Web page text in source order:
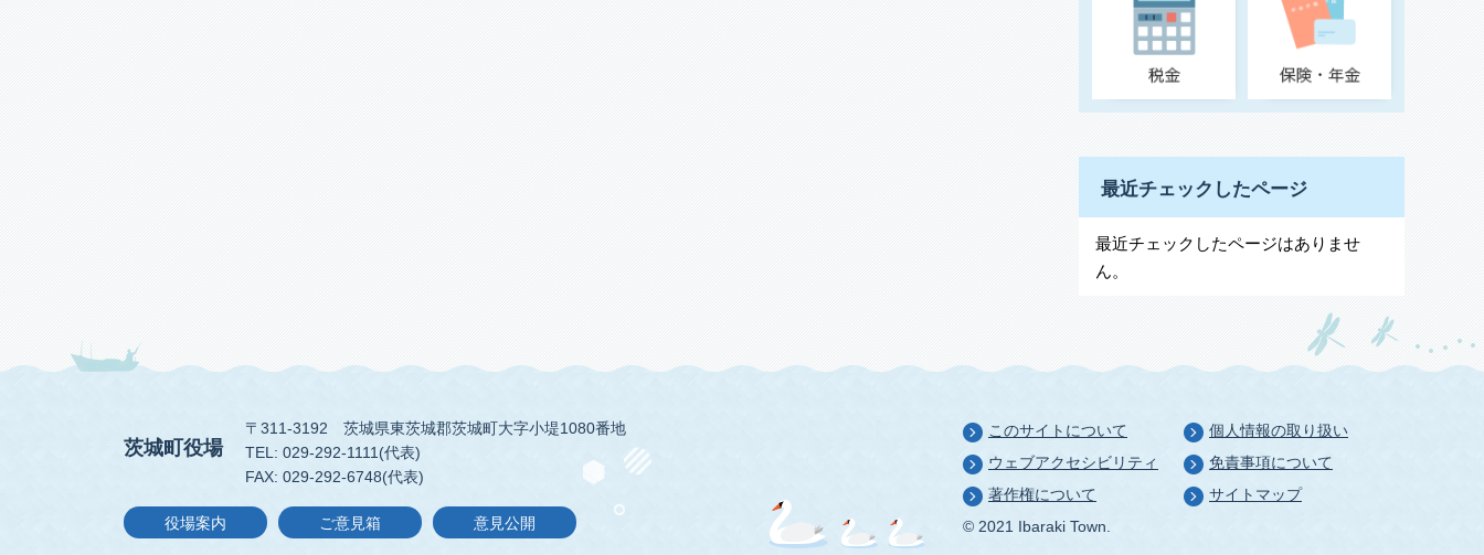
最近チェックしたページ
最近チェックしたページはありませ
ん。
茨城町役場
〒311-3192
茨城県東茨城郡茨城町大字小堤1080番地
TEL: 029-292-1111(代表)
FAX: 029-292-6748(代表)
役場案内 ご意見箱 意見公開
このサイトについて
個人情報の取り扱い
ウェブアクセシビリティ
免責事項について
著作権について
サイトマップ
© 2021 Ibaraki Town.